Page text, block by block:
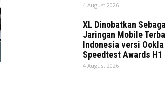
4 August 2026
XL Dinobatkan
Jaringan Mobile
Indonesia versi Ookla
Speedtest Awards H1
4 August 2026